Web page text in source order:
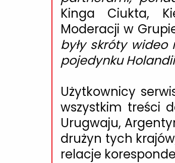
Kinga Ciukta,
Moderacji w
były skróty
pojedynku
Użytkownicy
wszystkim treści
Urugwaju,
drużyn tych
relacje